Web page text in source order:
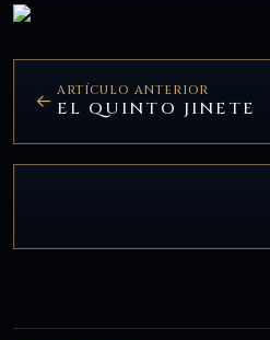
ARTÍCULO ANTERIOR
EL QUINTO JINETE